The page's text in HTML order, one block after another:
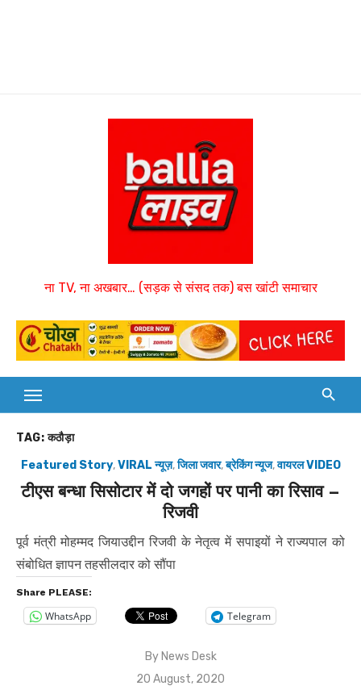
ना TV, ना अखबार… (सड़क से संसद तक) बस खांटी समाचार
TAG:कठौड़ा
Featured Story,VIRAL न्यूज़,जिला जवार,ब्रेकिंग न्यूज,वायरल VIDEO
टीएस बन्धा सिसोटार में दो जगहों पर पानी का रिसाव –
रिजवी
पूर्व मंत्री मोहम्मद जियाउद्दीन रिजवी के नेतृत्व में सपाइयों ने राज्यपाल को
संबोधित ज्ञापन तहसीलदार को सौंपा
Share PLEASE:
WhatsApp Telegram
ByNews Desk
Posted
20 August, 2020